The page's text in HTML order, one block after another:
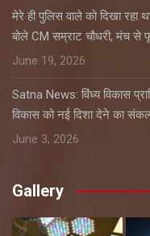
मेरे ही पुलिस वाले को दिखा रहा
बोले CM सम्राट चौधरी, मंच से
June 19, 2026
Satna News: विंध्य विकास
विकास को नई दिशा देने का
June 3, 2026
Gallery